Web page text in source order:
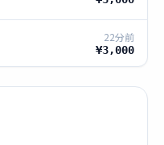
22分前
¥3,000